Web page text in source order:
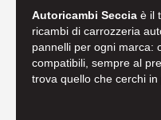
Autoricambi Seccia è il
ricambi di carrozzeria
pannelli per ogni marca:
compatibili, sempre al
trova quello che cerchi in